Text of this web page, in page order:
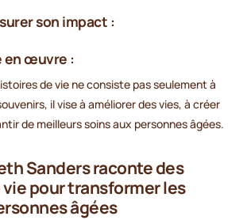
son impact :
en œuvre :
de vie ne consiste pas seulement à
il vise à améliorer des vies, à créer
de meilleurs soins aux personnes âgées.
Sanders raconte des
pour transformer les
âgées